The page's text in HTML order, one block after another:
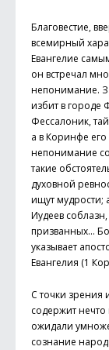
Благовестие,
всемирный
Евангелие
он встречал
непонимание.
избит в городе
Фессалоник,
а в Коринфе
непонимание
такие
духовной
ищут мудрости;
Иудеев
призванных…
указывает
Евангелия (1
С точки зрения
содержит
ожидали
сознание